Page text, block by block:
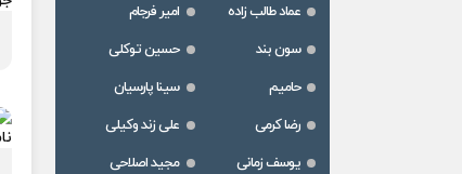
عماد طالب زاده
امیر فرجام
سون بند
حسین توکلی
حامیم
سینا پارسیان
رضا کرمی
علی زند وکیلی
یوسف زمانی
مجید اصلاحی